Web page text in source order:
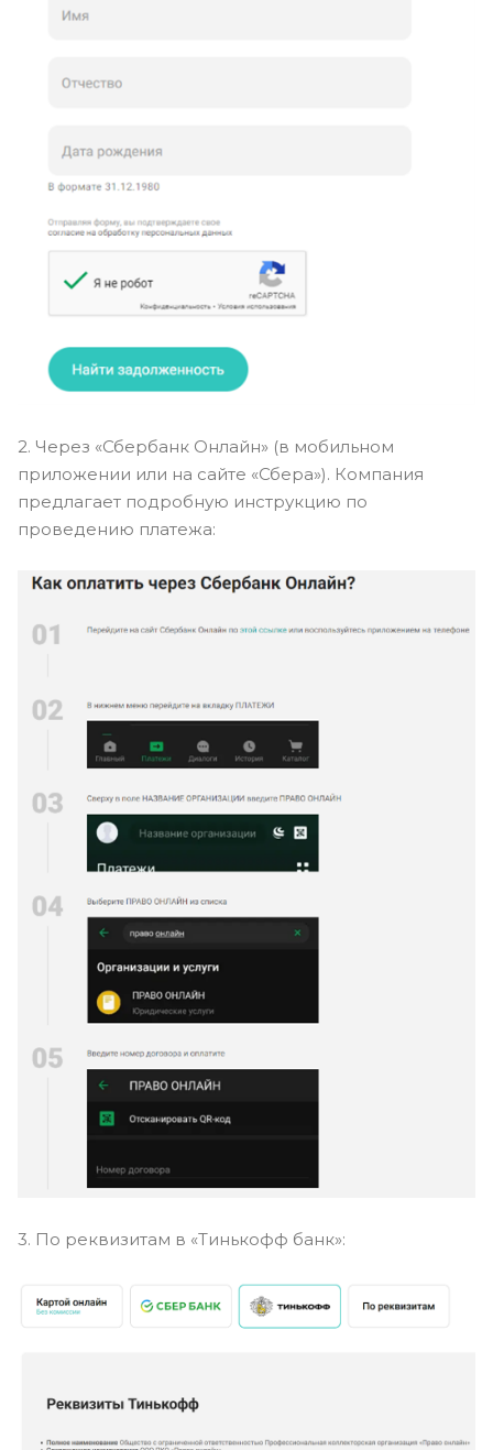
2. Через «Сбербанк Онлайн» (в мобильном
приложении или на сайте «Сбера»). Компания
предлагает подробную инструкцию по
проведению платежа:
3. По реквизитам в «Тинькофф банк»: